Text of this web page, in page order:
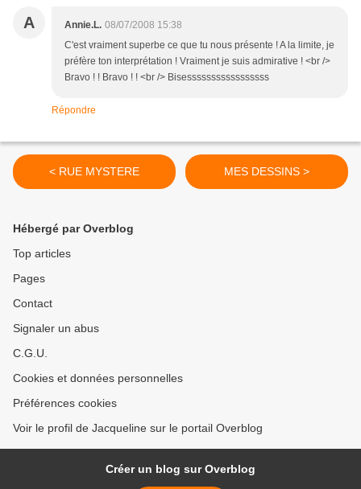
A Annie.L. 08/07/2008 15:38
C'est vraiment superbe ce que tu nous présente ! A la limite, je
préfère ton interprétation ! Vraiment je suis admirative ! <br />
Bravo ! ! Bravo ! ! <br /> Bisesssssssssssssssss
Répondre
< RUE MYSTERE MES DESSINS >
Hébergé par Overblog
Top articles
Pages
Contact
Signaler un abus
C.G.U.
Cookies et données personnelles
Préférences cookies
Voir le profil de Jacqueline sur le portail Overblog
Créer un blog sur Overblog